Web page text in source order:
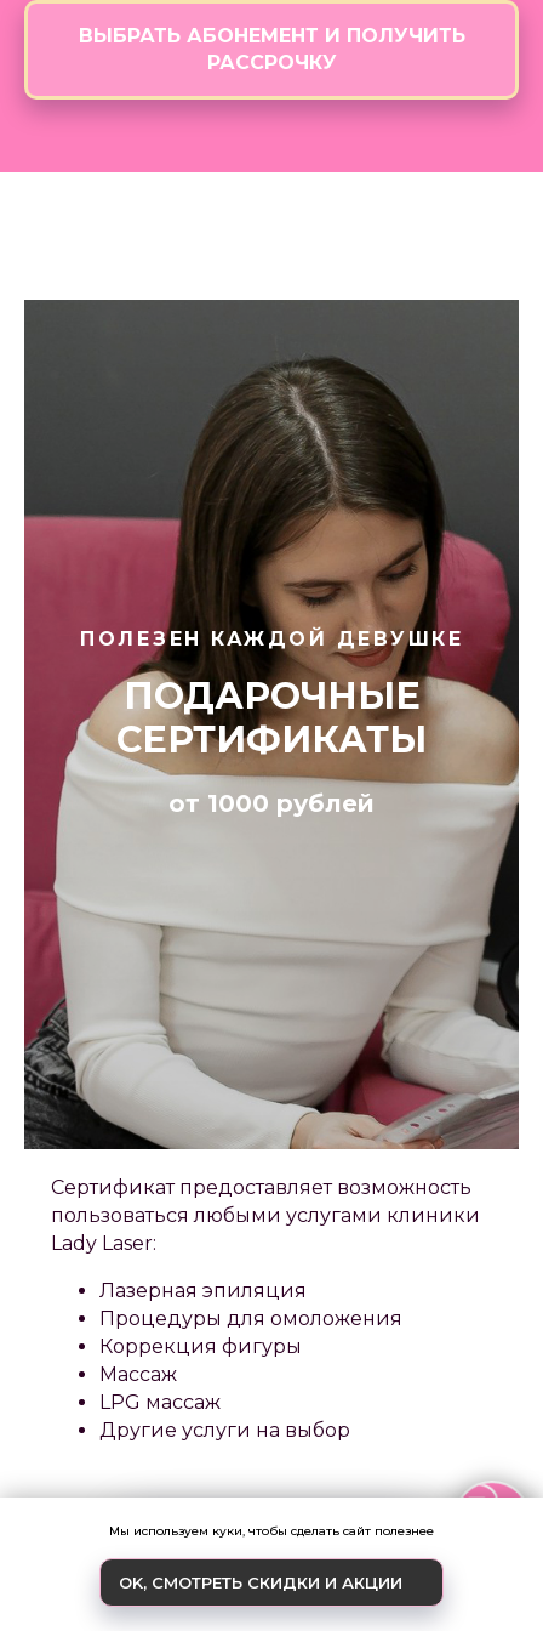
ВЫБРАТЬ АБОНЕМЕНТ И ПОЛУЧИТЬ
РАССРОЧКУ
ПОЛЕЗЕН КАЖДОЙ ДЕВУШКЕ
ПОДАРОЧНЫЕ
СЕРТИФИКАТЫ
от 1000 рублей
Сертификат предоставляет возможность
пользоваться любыми услугами клиники
Lady Laser:
Лазерная эпиляция
Процедуры для омоложения
Коррекция фигуры
Массаж
LPG массаж
Другие услуги на выбор
КУПИТЬ СЕРТИФИКАТ
ОБРАТНЫЙ ЗВОНОК АКЦИИ
Мы используем куки, чтобы сделать сайт полезнее
OK, СМОТРЕТЬ СКИДКИ И АКЦИИ